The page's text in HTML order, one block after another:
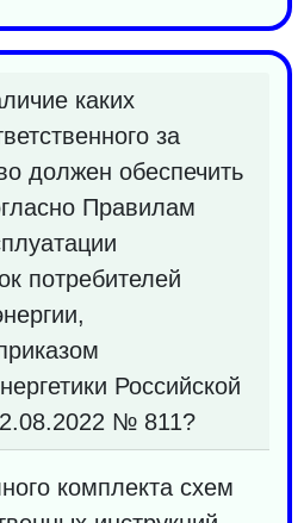
каких
за
должен обеспечить
Правилам
потребителей
Российской
№ 811?
комплекта схем